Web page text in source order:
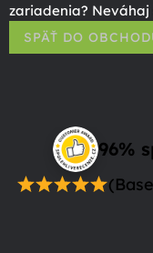
zariadenia?
SPÄŤ DO
96%